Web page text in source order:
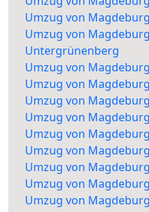
Umzug von
Umzug von
Untergrünenberg
Umzug von
Umzug von
Umzug von
Umzug von
Umzug von
Umzug von
Umzug von
Umzug von
Umzug von